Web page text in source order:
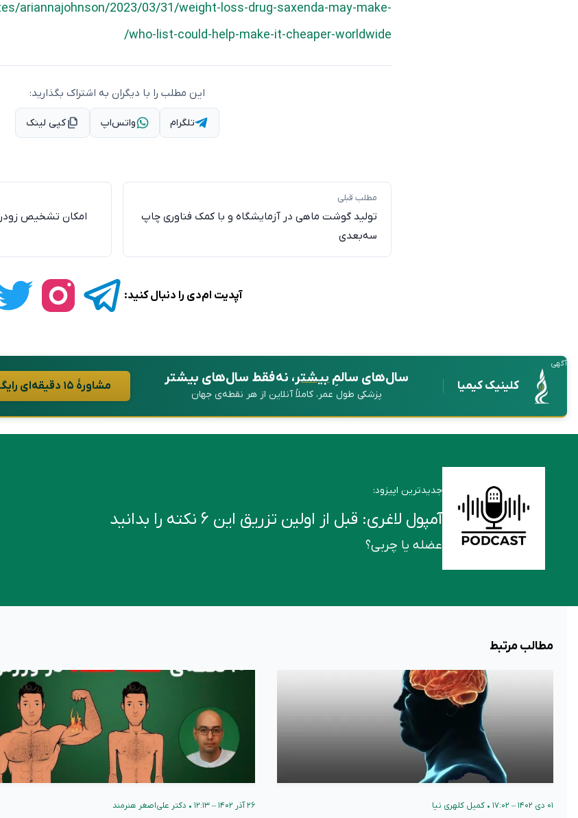
ariannajohnson/2023/03/31/weight-loss-drug-saxenda-may-make-
who-list-could-help-make-it-cheaper-worldwide/
این مطلب را با دیگران به اشتراک بگذارید:
تلگرام واتس‌اپ کپی لینک
مطلب قبلی
تولید گوشت ماهی در آزمایشگاه و با کمک فناوری چاپ
سه‌بعدی
امکان تشخیص
آپدیت ام‌دی را دنبال کنید:
آگهی
کلینیک کیمیا سال‌های سالمِبیشتر، نه فقط سال‌های بیشتر
پزشکی طول عمر، کاملاً آنلاین از هر نقطه‌ی جهان
مشاورهٔ ۱۵ دقیقه‌ای رایگان در واتساپ
جدیدترین اپیزود:
آمپول لاغری: قبل از اولین تزریق این ۶ نکته را بدانید
عضله یا چربی؟
مطالب مرتبط
۰۱ دی ۱۴۰۲ – ۱۷:۰۲ • کمیل کلهری نیا ۲۶ آذر ۱۴۰۲ – ۱۲:۱۳ • دکتر علی‌اصغر هنرمند